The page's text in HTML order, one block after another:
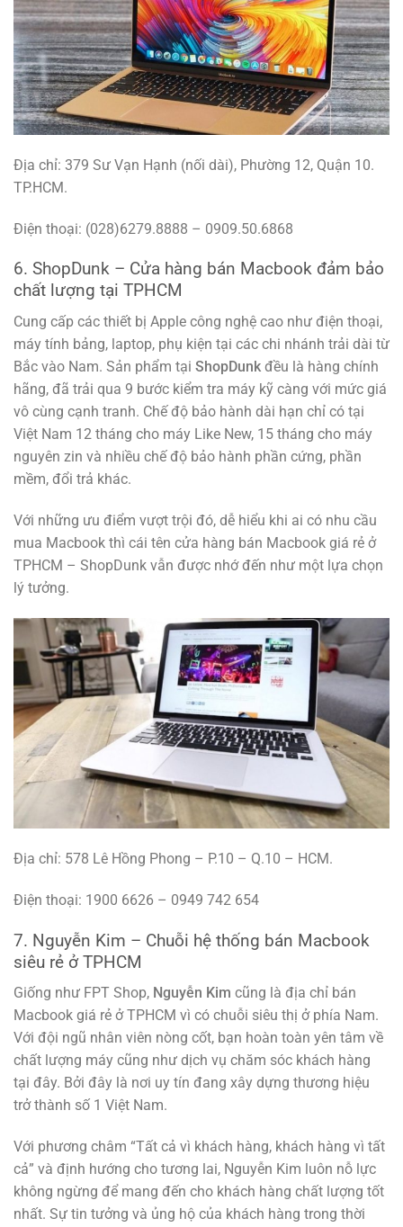
Địa chỉ: 379 Sư Vạn Hạnh (nối dài), Phường 12, Quận 10.
TP.HCM.
Điện thoại: (028)6279.8888 – 0909.50.6868
6. ShopDunk – Cửa hàng bán Macbook đảm bảo
chất lượng tại TPHCM
Cung cấp các thiết bị Apple công nghệ cao như điện thoại,
máy tính bảng, laptop, phụ kiện tại các chi nhánh trải dài từ
Bắc vào Nam. Sản phẩm tại ShopDunk đều là hàng chính
hãng, đã trải qua 9 bước kiểm tra máy kỹ càng với mức giá
vô cùng cạnh tranh. Chế độ bảo hành dài hạn chỉ có tại
Việt Nam 12 tháng cho máy Like New, 15 tháng cho máy
nguyên zin và nhiều chế độ bảo hành phần cứng, phần
mềm, đổi trả khác.
Với những ưu điểm vượt trội đó, dễ hiểu khi ai có nhu cầu
mua Macbook thì cái tên cửa hàng bán Macbook giá rẻ ở
TPHCM – ShopDunk vẫn được nhớ đến như một lựa chọn
lý tưởng.
Địa chỉ: 578 Lê Hồng Phong – P.10 – Q.10 – HCM.
Điện thoại: 1900 6626 – 0949 742 654
7. Nguyễn Kim – Chuỗi hệ thống bán Macbook
siêu rẻ ở TPHCM
Giống như FPT Shop, Nguyễn Kim cũng là địa chỉ bán
Macbook giá rẻ ở TPHCM vì có chuỗi siêu thị ở phía Nam.
Với đội ngũ nhân viên nòng cốt, bạn hoàn toàn yên tâm về
chất lượng máy cũng như dịch vụ chăm sóc khách hàng
tại đây. Bởi đây là nơi uy tín đang xây dựng thương hiệu
trở thành số 1 Việt Nam.
Với phương châm “Tất cả vì khách hàng, khách hàng vì tất
cả” và định hướng cho tương lai, Nguyễn Kim luôn nỗ lực
không ngừng để mang đến cho khách hàng chất lượng tốt
nhất. Sự tin tưởng và ủng hộ của khách hàng trong thời